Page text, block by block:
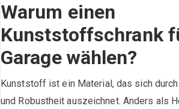
Warum einen
Kunststoffschrank
Garage wählen?
Kunststoff ist ein Material, das sich
und Robustheit auszeichnet. Anders als